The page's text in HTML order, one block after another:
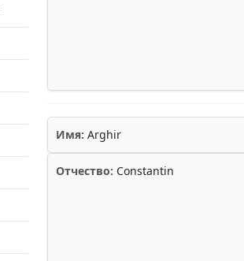
Имя: Arghir
Отчество: Constantin